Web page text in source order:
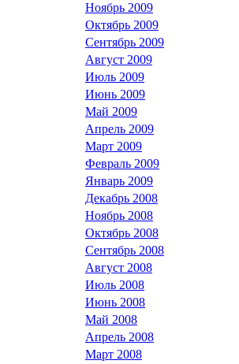
Ноябрь 2009
Октябрь 2009
Сентябрь 2009
Август 2009
Июль 2009
Июнь 2009
Май 2009
Апрель 2009
Март 2009
Февраль 2009
Январь 2009
Декабрь 2008
Ноябрь 2008
Октябрь 2008
Сентябрь 2008
Август 2008
Июль 2008
Июнь 2008
Май 2008
Апрель 2008
Март 2008